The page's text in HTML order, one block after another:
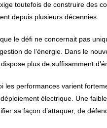
toutefois de construire des
depuis plusieurs décennies.
le défi ne concernait pas
de l’énergie. Dans le
plus de suffisamment
performances varient
électrique. Une
sa façon d’attaquer, de